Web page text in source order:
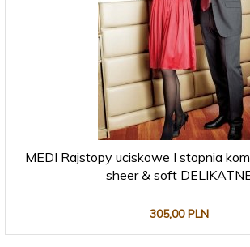
MEDI Rajstopy uciskowe I stopnia
sheer & soft
305,00 PLN